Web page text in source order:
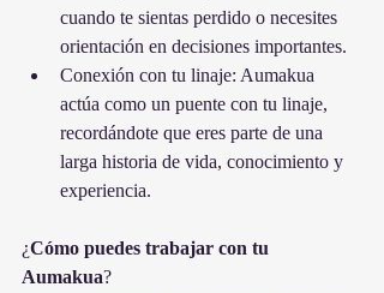
cuando te sientas perdido o necesites
orientación en decisiones importantes.
Conexión con tu linaje: Aumakua
actúa como un puente con tu linaje,
recordándote que eres parte de una
larga historia de vida, conocimiento y
experiencia.
¿Cómo puedes trabajar con tu
Aumakua?